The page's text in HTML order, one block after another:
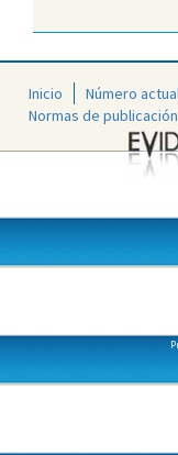
Inicio Número
Normas de publicación